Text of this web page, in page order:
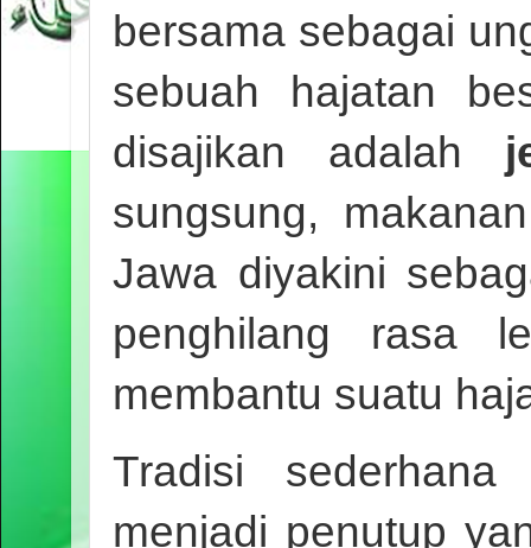
bersama sebagai
sebuah hajatan
disajikan adalah
sungsung,
Jawa diyakini
penghilang rasa
membantu suatu
Tradisi
menjadi penutup